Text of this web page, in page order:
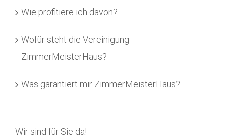
Wie profitiere ich davon?
Wofür steht die Vereinigung
ZimmerMeisterHaus?
Was garantiert mir ZimmerMeisterHaus?
Wir sind für Sie da!